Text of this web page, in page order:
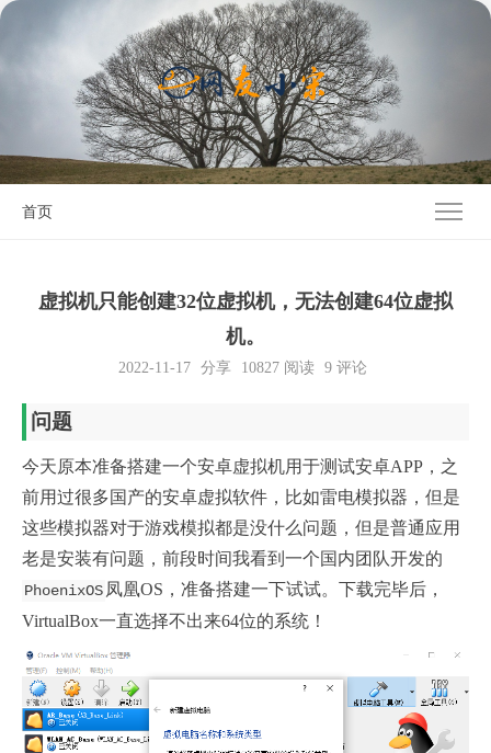
首页
虚拟机只能创建32位虚拟机，无法创建64位虚拟
机。
2022-11-17 分享 10827 阅读 9 评论
问题
今天原本准备搭建一个安卓虚拟机用于测试安卓APP，之
前用过很多国产的安卓虚拟软件，比如雷电模拟器，但是
这些模拟器对于游戏模拟都是没什么问题，但是普通应用
老是安装有问题，前段时间我看到一个国内团队开发的
PhoenixOS 凤凰OS，准备搭建一下试试。下载完毕后，
VirtualBox一直选择不出来64位的系统！